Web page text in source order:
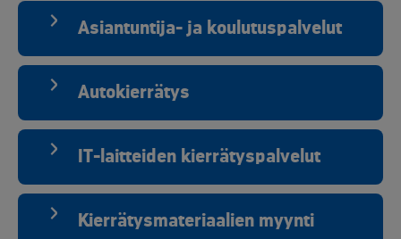
Asiantuntija- ja koulutuspalvelut
Autokierrätys
IT-laitteiden kierrätyspalvelut
Kierrätysmateriaalien myynti